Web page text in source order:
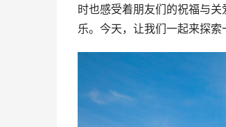
时也感受着朋友们的祝福与
乐。今天，让我们一起来探索